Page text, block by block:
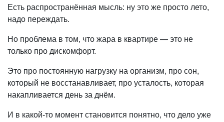
Есть распространённая мысль: ну это же просто лето,
надо переждать.
Но проблема в том, что жара в квартире — это не
только про дискомфорт.
Это про постоянную нагрузку на организм, про сон,
который не восстанавливает, про усталость, которая
накапливается день за днём.
И в какой-то момент становится понятно, что дело уже